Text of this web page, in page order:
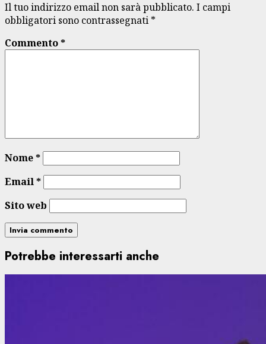
Il tuo indirizzo email non sarà pubblicato. I campi
obbligatori sono contrassegnati *
Commento*
Nome*
Email*
Sito web
Potrebbe interessarti anche